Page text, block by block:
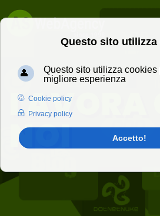
LAVORA
NOI